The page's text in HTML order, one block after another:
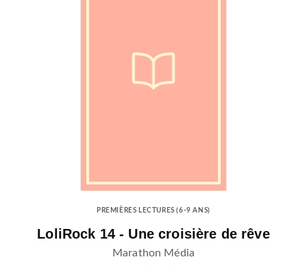
PREMIÈRES LECTURES (6-9 ANS)
LoliRock 14 - Une croisière de rêve
Marathon Média